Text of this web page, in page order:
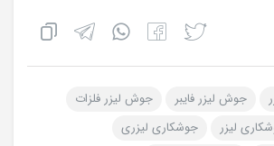
جوش لیزر فایبر
جوش لیزر فلزات
لیزر
جوشکاری لیزری